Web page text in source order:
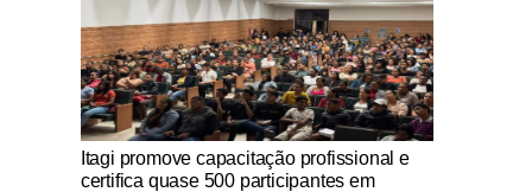
Notícias Católicas
Itagi promove capacitação profissional e
certifica quase 500 participantes em